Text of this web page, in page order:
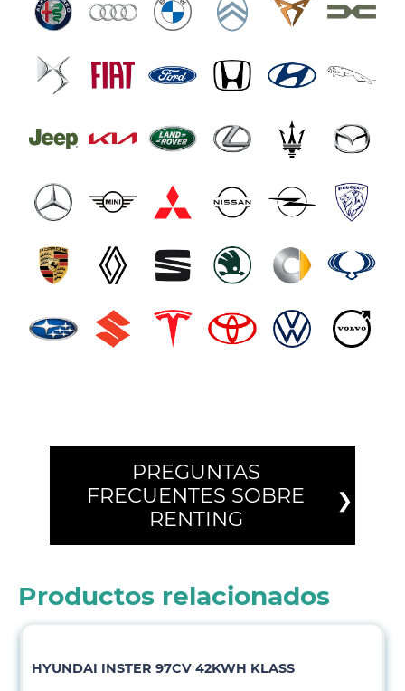
PREGUNTAS
FRECUENTES SOBRE
RENTING
Productos relacionados
HYUNDAI INSTER 97CV 42KWH KLASS